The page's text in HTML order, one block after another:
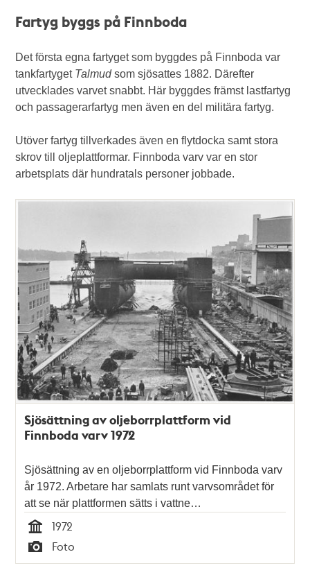
Fartyg byggs på Finnboda
Det första egna fartyget som byggdes på Finnboda var
tankfartyget Talmudsom sjösattes 1882. Därefter
utvecklades varvet snabbt. Här byggdes främst lastfartyg
och passagerarfartyg men även en del militära fartyg.
Utöver fartyg tillverkades även en flytdocka samt stora
skrov till oljeplattformar. Finnboda varv var en stor
arbetsplats där hundratals personer jobbade.
Sjösättning av oljeborrplattform vid
Finnboda varv 1972
Sjösättning av en oljeborrplattform vid Finnboda varv
år 1972. Arbetare har samlats runt varvsområdet för
att se när plattformen sätts i vattne…
Tid
1972
Typ
Foto